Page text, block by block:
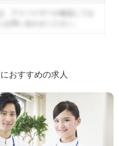
おすすめの求人